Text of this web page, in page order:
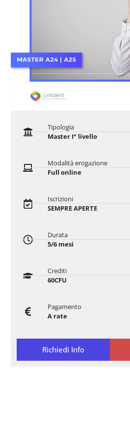
Tipologia
Master I° livello
Modalità erogazione
Full online
Iscrizioni
SEMPRE APERTE
Durata
5/6 mesi
Crediti
60CFU
Pagamento
A rate
Richiedi Info